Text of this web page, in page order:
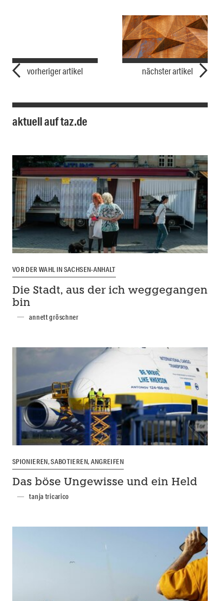
vorheriger artikel nächster artikel
aktuell auf taz.de
VOR DER WAHL IN SACHSEN-ANHALT
Die Stadt, aus der ich weggegangen
bin
annett gröschner
SPIONIEREN, SABOTIEREN, ANGREIFEN
Das böse Ungewisse und ein Held
tanja tricarico